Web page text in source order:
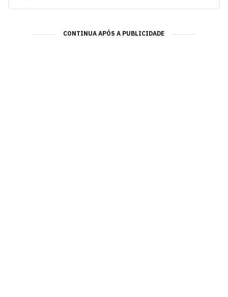
CONTINUA APÓS A PUBLICIDADE